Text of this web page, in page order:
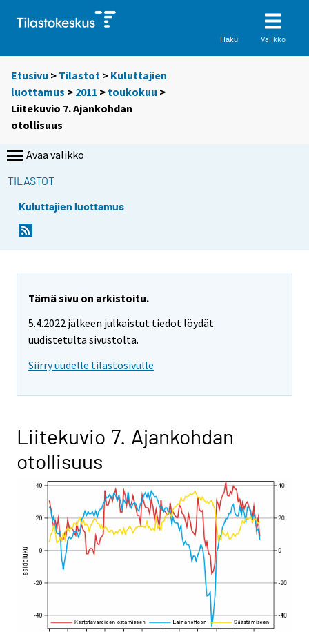
Haku Valikko
Etusivu > Tilastot > Kuluttajien
luottamus > 2011 > toukokuu >
Liitekuvio 7. Ajankohdan
otollisuus
Avaa valikko
TILASTOT
Kuluttajien luottamus
Tämä sivu on arkistoitu.
5.4.2022 jälkeen julkaistut tiedot löydät
uudistetulta sivustolta.
Siirry uudelle tilastosivulle
Liitekuvio 7. Ajankohdan
otollisuus